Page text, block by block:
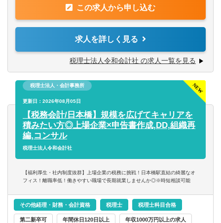
・税務デューデリジェンス
・税金計算
・年末調整、確定申告業務
・法人設立に関する手続き及び届出
・大手・上場企業の税務を経験することができます。
・一部ではなくクライアントの税務に一環して携わること
ができます。
この求人から申し込む
求人を詳しく見る
税理士法人令和会計社 の求人一覧を見る
税理士法人・会計事務所
更新日：2026年08月05日
【税務会計/日本橋】規模を広げてキャリアを
積みたい方◎上場企業×申告書作成,DD,組織再
編,コンサル
税理士法人令和会計社
【福利厚生・社内制度抜群】上場企業の税務に挑戦！日本橋駅直結の綺麗なオ
フィス！離職率低！働きやすい職場で長期就業しませんか◎※時短相談可能
その他経理・財務・会計資格 税理士 税理士科目合格
第二新卒可 年間休日120日以上 年収1000万円以上の求人